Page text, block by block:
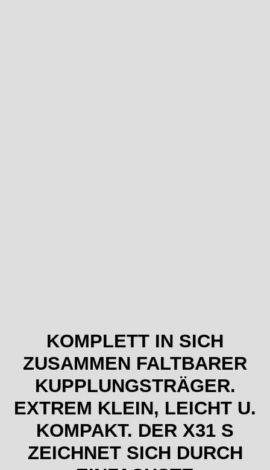
KOMPLETT IN SICH
ZUSAMMEN FALTBARER
KUPPLUNGSTRÄGER.
EXTREM KLEIN, LEICHT U.
KOMPAKT. DER X31 S
ZEICHNET SICH DURCH